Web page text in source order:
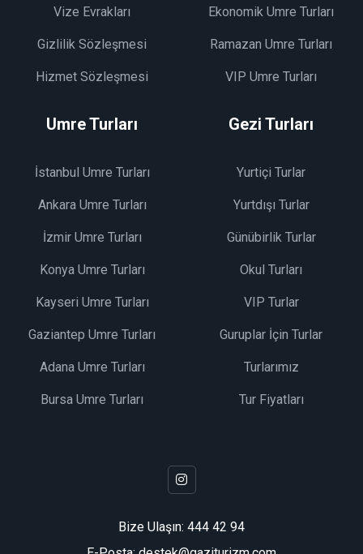
Vize Evrakları
Gizlilik Sözleşmesi
Hizmet Sözleşmesi
Ekonomik Umre Turları
Ramazan Umre Turları
VIP Umre Turları
Umre Turları
İstanbul Umre Turları
Ankara Umre Turları
İzmir Umre Turları
Konya Umre Turları
Kayseri Umre Turları
Gaziantep Umre Turları
Adana Umre Turları
Bursa Umre Turları
Gezi Turları
Yurtiçi Turlar
Yurtdışı Turlar
Günübirlik Turlar
Okul Turları
VIP Turlar
Guruplar İçin Turlar
Turlarımız
Tur Fiyatları
Bize Ulaşın: 444 42 94